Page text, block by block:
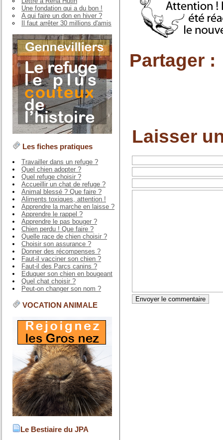
Une fondation qui a du bon !
A qui faire un don en hiver ?
Il faut arrêter 30 millions d'amis
Les fiches pratiques
Travailler dans un refuge ?
Quel chien adopter ?
Quel refuge choisir ?
Accueillir un chat de refuge ?
Animal blessé ? Que faire ?
Aliments toxiques, attention !
Apprendre la marche en laisse ?
Apprendre le rappel ?
Apprendre le pas bouger ?
Chien perdu ! Que faire ?
Quelle race de chien choisir ?
Choisir son assurance ?
Donner des récompenses ?
Faut-il vacciner son chien ?
Faut-il des Parcs canins ?
Eduquer son chien en bougeant
Quel chat choisir ?
Peut-on changer son nom ?
VOCATION ANIMALE
Le Bestiaire du JPA
Partager :
Laisser